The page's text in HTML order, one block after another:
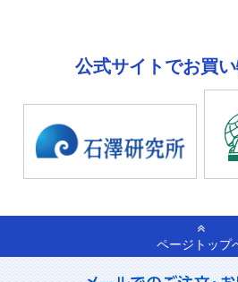
公式サイトでお買
ページトップ